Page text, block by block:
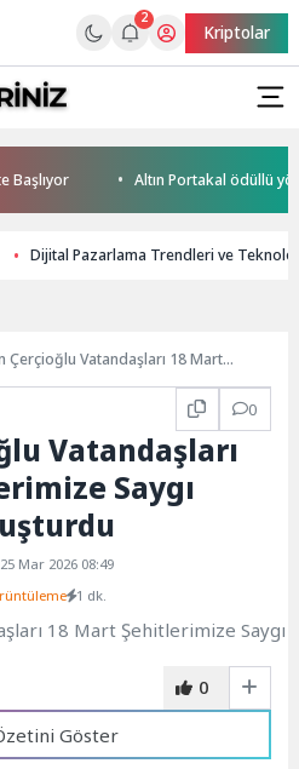
2
Kriptolar
Altın Portakal ödüllü
Dijital Pazarlama Trendleri ve
Çerçioğlu Vatandaşları 18 Mart
0
Vatandaşları
Saygı
25 Mar 2026 08:49
1 dk.
0
Göster